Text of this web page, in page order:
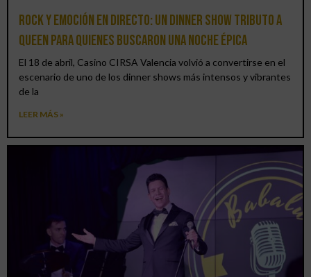
Rock y emoción en directo: un Dinner Show Tributo a
Queen para quienes buscaron una noche épica
El 18 de abril, Casino CIRSA Valencia volvió a convertirse en el
escenario de uno de los dinner shows más intensos y vibrantes
de la
LEER MÁS »